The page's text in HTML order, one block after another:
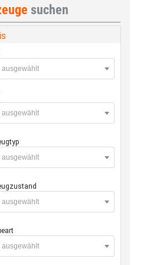
suchen
ausgewählt
ausgewählt
ausgewählt
ausgewählt
ausgewählt